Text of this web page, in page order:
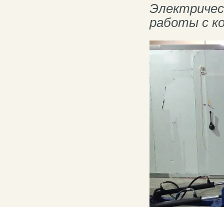
работы с